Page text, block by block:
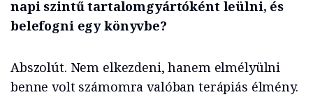
napi szintű tartalomgyártóként leülni, és
belefogni egy könyvbe?
Abszolút. Nem elkezdeni, hanem elmélyülni
benne volt számomra valóban terápiás élmény.